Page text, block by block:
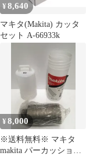
¥8,640
マキタ(Makita) カッタ
セット A-66933k
¥8,000
※送料無料※ マキタ
makita パーカッション